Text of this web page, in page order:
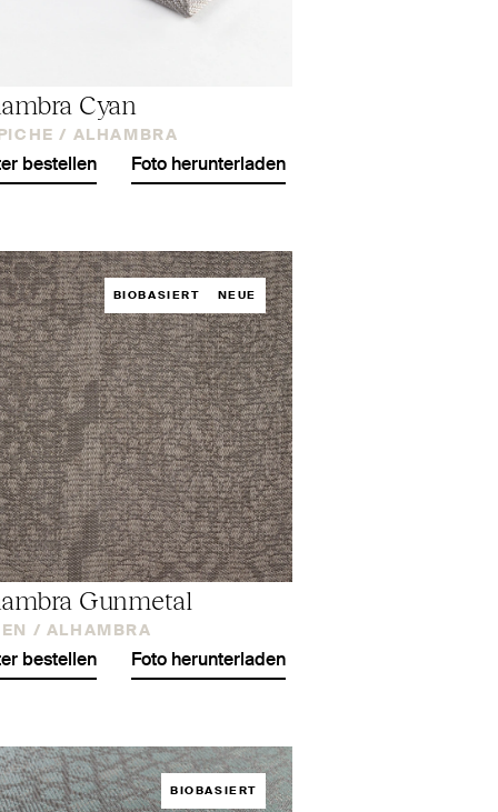
Cyan
/ ALHAMBRA
bestellen Foto herunterladen
BIOBASIERT NEUE
Gunmetal
/ ALHAMBRA
bestellen Foto herunterladen
BIOBASIERT